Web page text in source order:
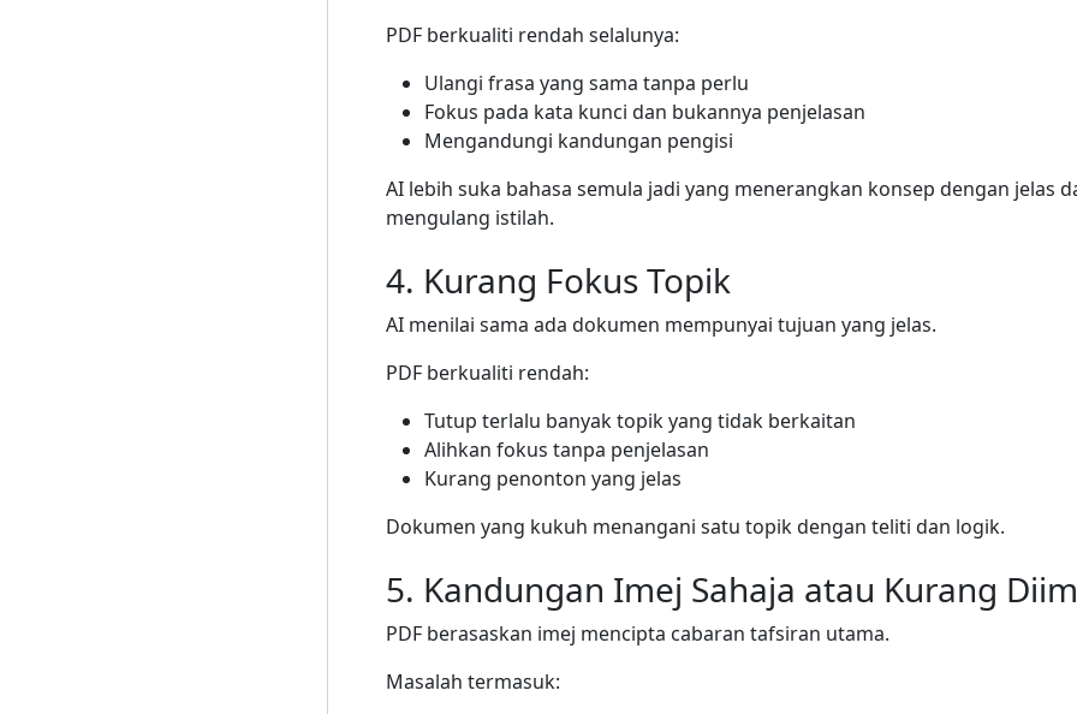
PDF berkualiti rendah selalunya:
Ulangi frasa yang sama tanpa perlu
Fokus pada kata kunci dan bukannya penjelasan
Mengandungi kandungan pengisi
AI lebih suka bahasa semula jadi yang menerangkan konsep dengan jelas
mengulang istilah.
4. Kurang Fokus Topik
AI menilai sama ada dokumen mempunyai tujuan yang jelas.
PDF berkualiti rendah:
Tutup terlalu banyak topik yang tidak berkaitan
Alihkan fokus tanpa penjelasan
Kurang penonton yang jelas
Dokumen yang kukuh menangani satu topik dengan teliti dan logik.
5. Kandungan Imej Sahaja atau Kurang
PDF berasaskan imej mencipta cabaran tafsiran utama.
Masalah termasuk: